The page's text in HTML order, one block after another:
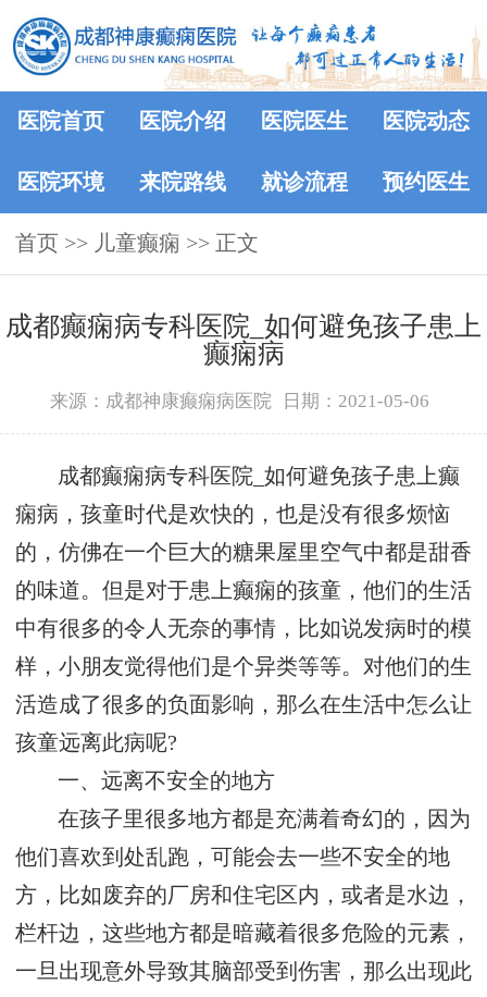
医院首页 医院介绍 医院医生 医院动态
医院环境 来院路线 就诊流程 预约医生
首页 >> 儿童癫痫 >> 正文
成都癫痫病专科医院_如何避免孩子患上
癫痫病
来源：成都神康癫痫病医院 日期：2021-05-06
成都癫痫病专科医院_如何避免孩子患上癫
痫病，孩童时代是欢快的，也是没有很多烦恼
的，仿佛在一个巨大的糖果屋里空气中都是甜香
的味道。但是对于患上癫痫的孩童，他们的生活
中有很多的令人无奈的事情，比如说发病时的模
样，小朋友觉得他们是个异类等等。对他们的生
活造成了很多的负面影响，那么在生活中怎么让
孩童远离此病呢?
一、远离不安全的地方
在孩子里很多地方都是充满着奇幻的，因为
他们喜欢到处乱跑，可能会去一些不安全的地
方，比如废弃的厂房和住宅区内，或者是水边，
栏杆边，这些地方都是暗藏着很多危险的元素，
一旦出现意外导致其脑部受到伤害，那么出现此